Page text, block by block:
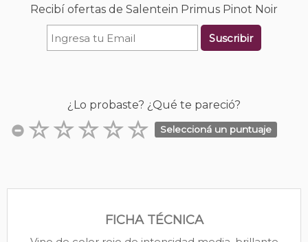
Recibí ofertas de Salentein Primus Pinot Noir
Suscribir
¿Lo probaste? ¿Qué te pareció?
Seleccioná un puntuaje
FICHA TÉCNICA